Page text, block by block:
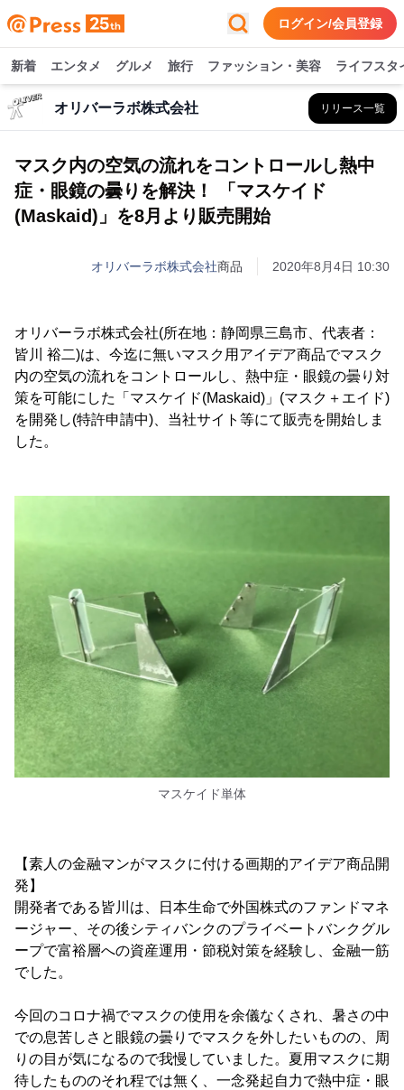
ログイン/会員登録
新着 エンタメ グルメ 旅行 ファッション・美容 ライフスタ
オリバーラボ株式会社 リリース一覧
マスク内の空気の流れをコントロールし熱中
症・眼鏡の曇りを解決！ 「マスケイド
(Maskaid)」を8月より販売開始
オリバーラボ株式会社商品 2020年8月4日 10:30
オリバーラボ株式会社(所在地：静岡県三島市、代表者：
皆川 裕二)は、今迄に無いマスク用アイデア商品でマスク
内の空気の流れをコントロールし、熱中症・眼鏡の曇り対
策を可能にした「マスケイド(Maskaid)」(マスク＋エイド)
を開発し(特許申請中)、当社サイト等にて販売を開始しま
した。
マスケイド単体
【素人の金融マンがマスクに付ける画期的アイデア商品開
発】
開発者である皆川は、日本生命で外国株式のファンドマネ
ージャー、その後シティバンクのプライベートバンクグル
ープで富裕層への資産運用・節税対策を経験し、金融一筋
でした。
今回のコロナ禍でマスクの使用を余儀なくされ、暑さの中
での息苦しさと眼鏡の曇りでマスクを外したいものの、周
りの目が気になるので我慢していました。夏用マスクに期
待したもののそれ程では無く、一念発起自力で熱中症・眼